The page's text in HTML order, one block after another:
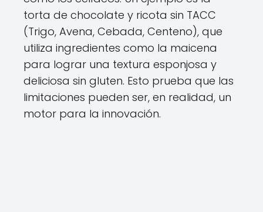
torta de chocolate y ricota sin TACC
(Trigo, Avena, Cebada, Centeno), que
utiliza ingredientes como la maicena
para lograr una textura esponjosa y
deliciosa sin gluten. Esto prueba que las
limitaciones pueden ser, en realidad, un
motor para la innovación.